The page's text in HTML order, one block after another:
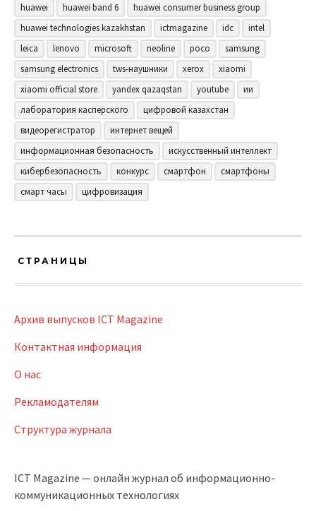
huawei
huawei band 6
huawei consumer business group
huawei technologies kazakhstan
ictmagazine idc
intel
leica
lenovo microsoft neoline poco
samsung
samsung electronics
tws-наушники xerox
xiaomi
xiaomi official store
yandex qazaqstan youtube
ии
лаборатория касперского
цифровой казахстан
видеорегистратор
интернет вещей
информационная безопасность
искусственный интеллект
кибербезопасность
конкурс смартфон
смартфоны
смарт часы
цифровизация
СТРАНИЦЫ
Архив выпусков ICT Magazine
Контактная информация
О нас
Рекламодателям
Структура журнала
ICT Magazine — онлайн журнал об информационно-
коммуникационных технологиях